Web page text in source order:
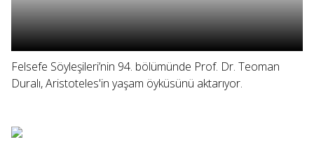
Felsefe Söyleşileri’nin 94. bölümünde Prof. Dr. Teoman
Duralı, Aristoteles'in yaşam öyküsünü aktarıyor.